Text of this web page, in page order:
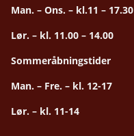
Man. – Ons. – kl.11 – 17.30
Lør. – kl. 11.00 – 14.00
Sommeråbningstider
Man. – Fre. – kl. 12-17
Lør. – kl. 11-14